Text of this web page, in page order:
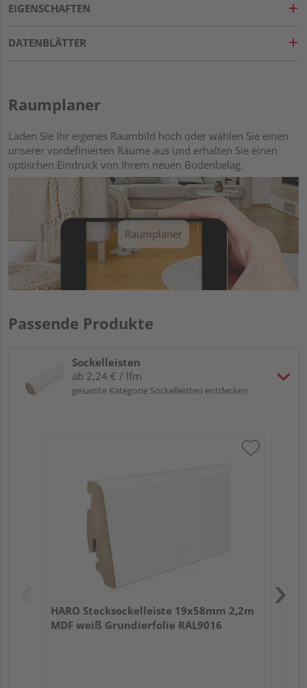
EIGENSCHAFTEN
DATENBLÄTTER
Raumplaner
Laden Sie Ihr eigenes Raumbild hoch oder wählen Sie einen
unserer vordefinierten Räume aus und erhalten Sie einen
optischen Eindruck von Ihrem neuen Bodenbelag.
Raumplaner
Passende Produkte
Sockelleisten
ab 2,24 € / lfm
gesamte Kategorie Sockelleisten entdecken
HARO Stecksockelleiste 19x58mm 2,2m
MDF weiß Grundierfolie RAL9016